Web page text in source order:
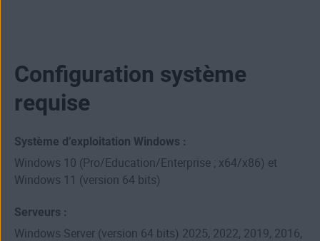
Configuration système
requise
Système d’exploitation Windows :
Windows 10 (Pro/Education/Enterprise ; x64/x86) et
Windows 11 (version 64 bits)
Serveurs :
Windows Server (version 64 bits) 2025, 2022, 2019, 2016,